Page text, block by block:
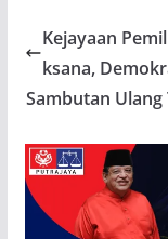
Kejayaan
ksana,
Sambutan